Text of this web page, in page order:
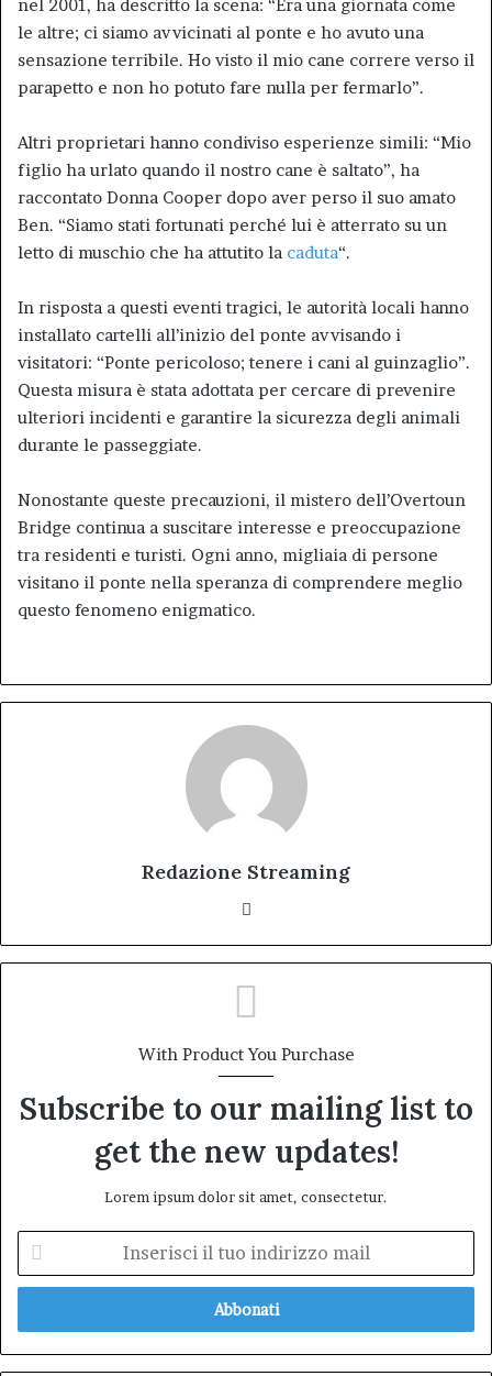
nel 2001, ha descritto la scena: “Era una giornata come
le altre; ci siamo avvicinati al ponte e ho avuto una
sensazione terribile. Ho visto il mio cane correre verso il
parapetto e non ho potuto fare nulla per fermarlo”.
Altri proprietari hanno condiviso esperienze simili: “Mio
figlio ha urlato quando il nostro cane è saltato”, ha
raccontato Donna Cooper dopo aver perso il suo amato
Ben. “Siamo stati fortunati perché lui è atterrato su un
letto di muschio che ha attutito la caduta“.
In risposta a questi eventi tragici, le autorità locali hanno
installato cartelli all’inizio del ponte avvisando i
visitatori: “Ponte pericoloso; tenere i cani al guinzaglio”.
Questa misura è stata adottata per cercare di prevenire
ulteriori incidenti e garantire la sicurezza degli animali
durante le passeggiate.
Nonostante queste precauzioni, il mistero dell’Overtoun
Bridge continua a suscitare interesse e preoccupazione
tra residenti e turisti. Ogni anno, migliaia di persone
visitano il ponte nella speranza di comprendere meglio
questo fenomeno enigmatico.
Redazione Streaming
With Product You Purchase
Subscribe to our mailing list to
get the new updates!
Lorem ipsum dolor sit amet, consectetur.
tuo
mail